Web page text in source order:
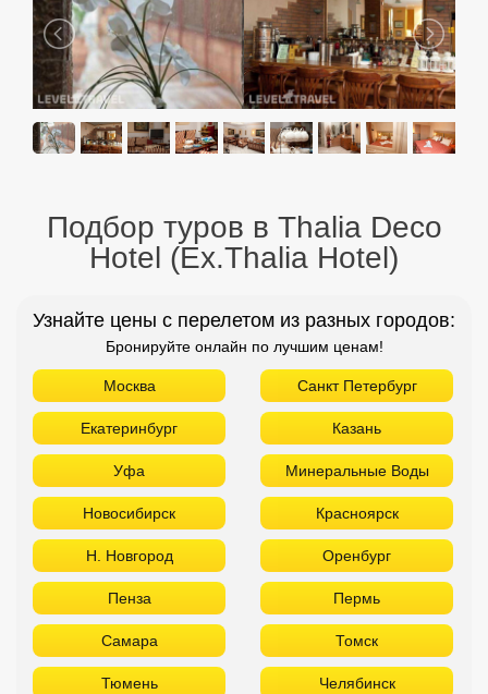
Подбор туров в Thalia Deco
Hotel (Ex.Thalia Hotel)
Узнайте цены с перелетом из разных городов:
Бронируйте онлайн по лучшим ценам!
Москва Санкт Петербург
Екатеринбург Казань
Уфа Минеральные Воды
Новосибирск Красноярск
Н. Новгород Оренбург
Пенза Пермь
Самара Томск
Тюмень Челябинск